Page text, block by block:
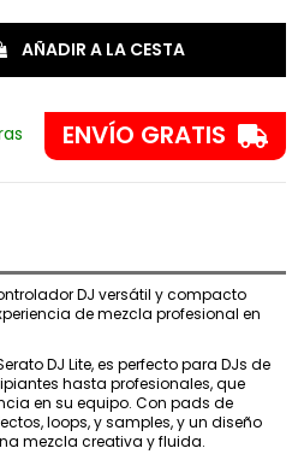
AÑADIR A LA CESTA
ENVÍO GRATIS
DJ versátil y compacto
de mezcla profesional en
DJ Lite, es perfecto para DJs de
hasta profesionales, que
en su equipo. Con pads de
loops, y samples, y un diseño
mezcla creativa y fluida.